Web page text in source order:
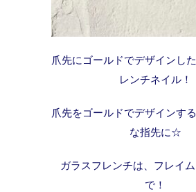
爪先にゴールドでデザインし
レンチネイル！
爪先をゴールドでデザインす
な指先に☆
ガラスフレンチは、フレイ
で！